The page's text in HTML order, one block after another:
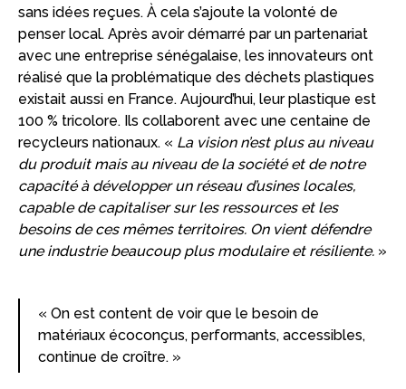
sans idées reçues. À cela s’ajoute la volonté de
penser local. Après avoir démarré par un partenariat
avec une entreprise sénégalaise, les innovateurs ont
réalisé que la problématique des déchets plastiques
existait aussi en France. Aujourd’hui, leur plastique est
100 % tricolore. Ils collaborent avec une centaine de
recycleurs nationaux. « La vision n’est plus au niveau
du produit mais au niveau de la société et de notre
capacité à développer un réseau d’usines locales,
capable de capitaliser sur les ressources et les
besoins de ces mêmes territoires. On vient défendre
une industrie beaucoup plus modulaire et résiliente. »
« On est content de voir que le besoin de
matériaux écoconçus, performants, accessibles,
continue de croître. »